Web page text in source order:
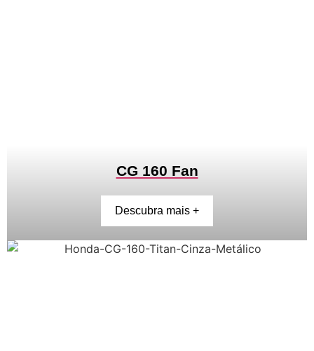
CG 160 Fan
Descubra mais +